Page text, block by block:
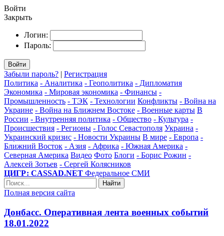
Войти
Закрыть
Логин:
Пароль:
Войти
Забыли пароль? | Регистрация
Политика - Аналитика - Геополитика - Дипломатия
Экономика - Мировая экономика - Финансы -
Промышленность - ТЭК - Технологии Конфликты - Война на
Украине - Война на Ближнем Востоке - Военные карты В
России - Внутренняя политика - Общество - Культура -
Происшествия - Регионы - Голос Севастополя Украина -
Украинский кризис - Новости Украины В мире - Европа -
Ближний Восток - Азия - Африка - Южная Америка -
Северная Америка Видео Фото Блоги - Борис Рожин -
Алексей Зотьев - Сергей Колясников
ЦИГР: CASSAD.NET Федеральное СМИ
Найти
Полная версия сайта
Донбасс. Оперативная лента военных событий
18.01.2022